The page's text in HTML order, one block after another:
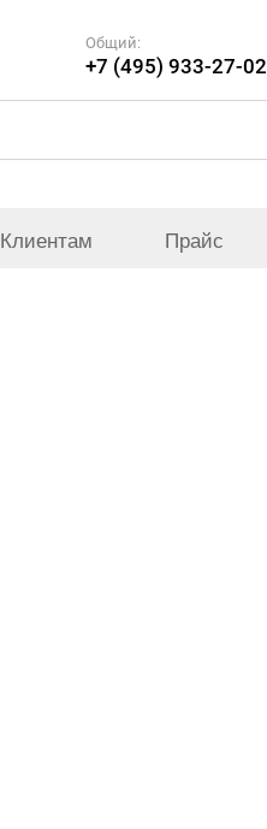
Общий:
+7 (495) 933-27-02
Клиентам Прайс